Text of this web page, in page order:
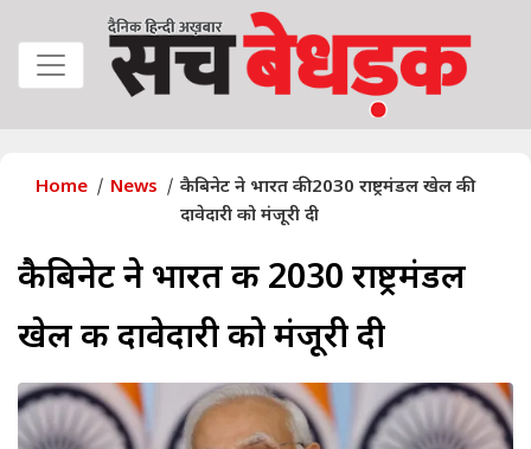
Home News
कैबिनेट ने भारत की 2030 राष्ट्रमंडल खेल की
दावेदारी को मंजूरी दी
कैबिनेट ने भारत की 2030 राष्ट्रमंडल
खेल की दावेदारी को मंजूरी दी